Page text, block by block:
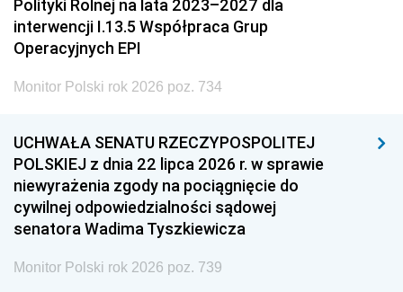
Polityki Rolnej na lata 2023–2027 dla
interwencji I.13.5 Współpraca Grup
Operacyjnych EPI
Monitor Polski rok 2026 poz. 734
UCHWAŁA SENATU RZECZYPOSPOLITEJ
POLSKIEJ z dnia 22 lipca 2026 r. w sprawie
niewyrażenia zgody na pociągnięcie do
cywilnej odpowiedzialności sądowej
senatora Wadima Tyszkiewicza
Monitor Polski rok 2026 poz. 739